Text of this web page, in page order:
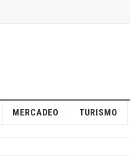
MERCADEO TURISMO